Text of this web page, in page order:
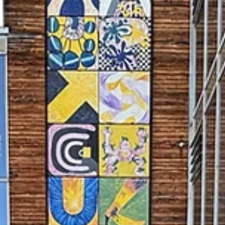
Wissenswertes über Greifvögel, lernten den
Wald als Lebensraum für viele Tiere kennen,
entdeckten altes Jägerhandwerk und
und erlebten